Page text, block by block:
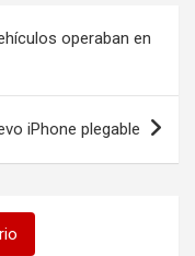
operaban en
iPhone plegable